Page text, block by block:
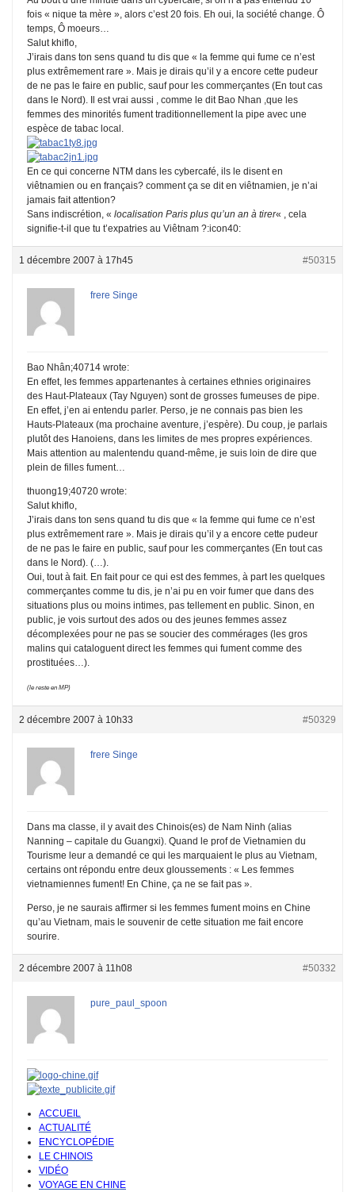
fois « nique ta mère », alors c’est 20 fois. Eh oui, la société change. Ô
temps, Ô moeurs…
Salut khiflo,
J’irais dans ton sens quand tu dis que « la femme qui fume ce n’est
plus extrêmement rare ». Mais je dirais qu’il y a encore cette pudeur
de ne pas le faire en public, sauf pour les commerçantes (En tout cas
dans le Nord). Il est vrai aussi , comme le dit Bao Nhan ,que les
femmes des minorités fument traditionnellement la pipe avec une
espèce de tabac local.
En ce qui concerne NTM dans les cybercafé, ils le disent en
viêtnamien ou en français? comment ça se dit en viêtnamien, je n’ai
jamais fait attention?
Sans indiscrétion, « localisation Paris plus qu’un an à tirer« , cela
signifie-t-il que tu t’expatries au Viêtnam ?:icon40:
1 décembre 2007 à 17h45 #50315
frere Singe
Bao Nhân;40714 wrote:
En effet, les femmes appartenantes à certaines ethnies originaires
des Haut-Plateaux (Tay Nguyen) sont de grosses fumeuses de pipe.
En effet, j’en ai entendu parler. Perso, je ne connais pas bien les
Hauts-Plateaux (ma prochaine aventure, j’espère). Du coup, je parlais
plutôt des Hanoiens, dans les limites de mes propres expériences.
Mais attention au malentendu quand-même, je suis loin de dire que
plein de filles fument…
thuong19;40720 wrote:
Salut khiflo,
J’irais dans ton sens quand tu dis que « la femme qui fume ce n’est
plus extrêmement rare ». Mais je dirais qu’il y a encore cette pudeur
de ne pas le faire en public, sauf pour les commerçantes (En tout cas
dans le Nord). (…).
Oui, tout à fait. En fait pour ce qui est des femmes, à part les quelques
commerçantes comme tu dis, je n’ai pu en voir fumer que dans des
situations plus ou moins intimes, pas tellement en public. Sinon, en
public, je vois surtout des ados ou des jeunes femmes assez
décomplexées pour ne pas se soucier des commérages (les gros
malins qui cataloguent direct les femmes qui fument comme des
prostituées…).
(le reste en MP)
2 décembre 2007 à 10h33 #50329
frere Singe
Dans ma classe, il y avait des Chinois(es) de Nam Ninh (alias
Nanning – capitale du Guangxi). Quand le prof de Vietnamien du
Tourisme leur a demandé ce qui les marquaient le plus au Vietnam,
certains ont répondu entre deux gloussements : « Les femmes
vietnamiennes fument! En Chine, ça ne se fait pas ».
Perso, je ne saurais affirmer si les femmes fument moins en Chine
qu’au Vietnam, mais le souvenir de cette situation me fait encore
sourire.
2 décembre 2007 à 11h08 #50332
pure_paul_spoon
ACCUEIL
ACTUALITÉ
ENCYCLOPÉDIE
LE CHINOIS
VIDÉO
VOYAGE EN CHINE